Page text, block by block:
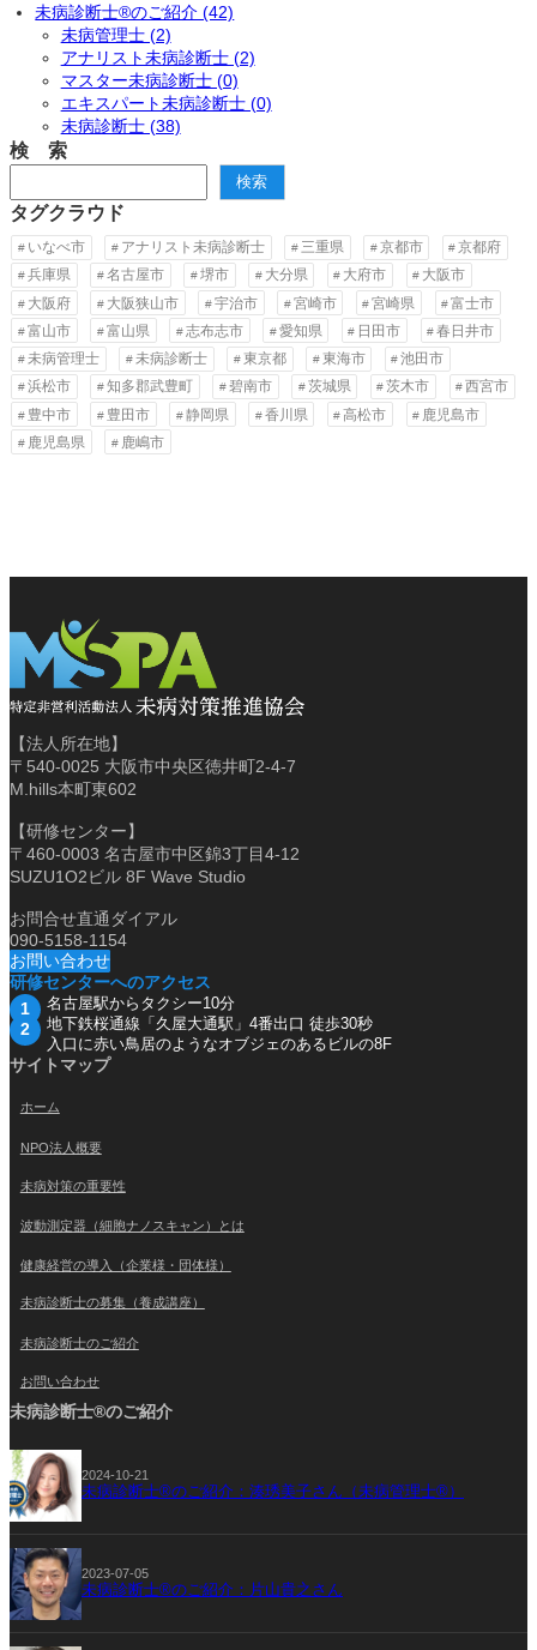
未病診断士®のご紹介 (42)
未病管理士 (2)
アナリスト未病診断士 (2)
マスター未病診断士 (0)
エキスパート未病診断士 (0)
未病診断士 (38)
検 索
索
検索
タグクラウド
いなべ市 アナリスト未病診断士 三重県 京都市
京都府
兵庫県
名古屋市 堺市 大分県 大府市
大阪市
大阪府
大阪狭山市 宇治市 宮崎市 宮崎県
富士市
富山市
富山県 志布志市 愛知県 日田市
春日井市
未病管理士
未病診断士 東京都 東海市
池田市
浜松市
知多郡武豊町 碧南市 茨城県 茨木市
西宮市
豊中市
豊田市 静岡県 香川県 高松市
鹿児島市
鹿児島県
鹿嶋市
【法人所在地】
〒540-0025 大阪市中央区徳井町2-4-7
M.hills本町東602
【研修センター】
〒460-0003 名古屋市中区錦3丁目4-12
SUZU1O2ビル 8F Wave Studio
お問合せ直通ダイアル
090-5158-1154
お問い合わせ
研修センターへのアクセス
名古屋駅からタクシー10分
地下鉄桜通線「久屋大通駅」4番出口 徒歩30秒
入口に赤い鳥居のようなオブジェのあるビルの8F
サイトマップ
ホーム
NPO法人概要
未病対策の重要性
波動測定器（細胞ナノスキャン）とは
健康経営の導入（企業様・団体様）
未病診断士の募集（養成講座）
未病診断士のご紹介
お問い合わせ
未病診断士®のご紹介
2024-10-21
未病診断士®のご紹介：湊琇美子さん（未病管理士®）
2023-07-05
未病診断士®のご紹介：片山貴之さん